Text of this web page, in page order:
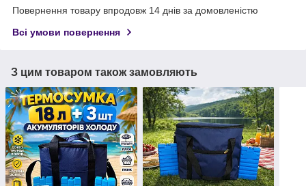
Повернення товару впродовж 14 днів за домовленістю
Всі умови повернення
З цим товаром також замовляють